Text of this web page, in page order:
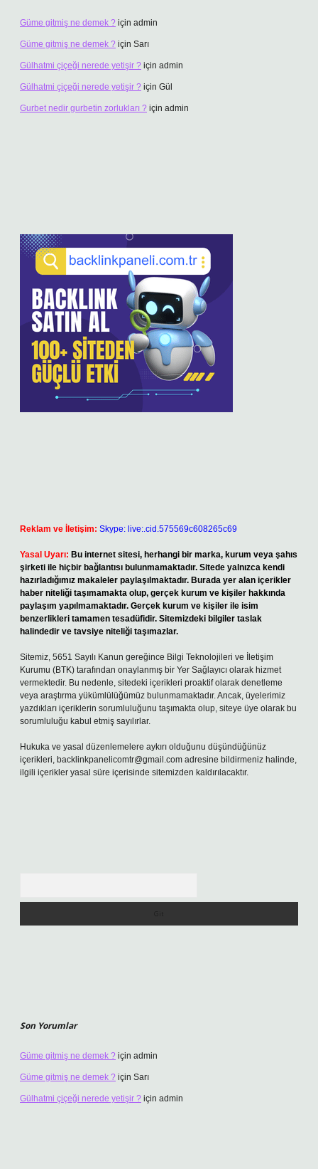
Güme gitmiş ne demek ? için admin
Güme gitmiş ne demek ? için Sarı
Gülhatmi çiçeği nerede yetişir ? için admin
Gülhatmi çiçeği nerede yetişir ? için Gül
Gurbet nedir gurbetin zorlukları ? için admin
Reklam ve İletişim: Skype: live:.cid.575569c608265c69
Yasal Uyarı: Bu internet sitesi, herhangi bir marka, kurum veya şahıs
şirketi ile hiçbir bağlantısı bulunmamaktadır. Sitede yalnızca kendi
hazırladığımız makaleler paylaşılmaktadır. Burada yer alan içerikler
haber niteliği taşımamakta olup, gerçek kurum ve kişiler hakkında
paylaşım yapılmamaktadır. Gerçek kurum ve kişiler ile isim
benzerlikleri tamamen tesadüfidir. Sitemizdeki bilgiler taslak
halindedir ve tavsiye niteliği taşımazlar.
Sitemiz, 5651 Sayılı Kanun gereğince Bilgi Teknolojileri ve İletişim
Kurumu (BTK) tarafından onaylanmış bir Yer Sağlayıcı olarak hizmet
vermektedir. Bu nedenle, sitedeki içerikleri proaktif olarak denetleme
veya araştırma yükümlülüğümüz bulunmamaktadır. Ancak, üyelerimiz
yazdıkları içeriklerin sorumluluğunu taşımakta olup, siteye üye olarak bu
sorumluluğu kabul etmiş sayılırlar.
Hukuka ve yasal düzenlemelere aykırı olduğunu düşündüğünüz
içerikleri, backlinkpanelicomtr@gmail.com adresine bildirmeniz halinde,
ilgili içerikler yasal süre içerisinde sitemizden kaldırılacaktır.
Son Yorumlar
Güme gitmiş ne demek ? için admin
Güme gitmiş ne demek ? için Sarı
Gülhatmi çiçeği nerede yetişir ? için admin